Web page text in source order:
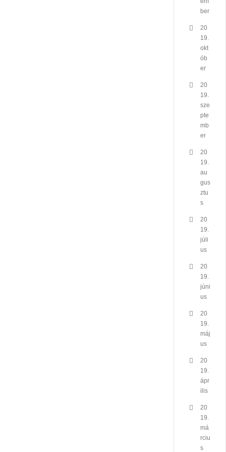
ber
20
19.
okt
ób
er
20
19.
sze
pte
mb
er
20
19.
au
gus
ztu
s
20
19.
júli
us
20
19.
júni
us
20
19.
máj
us
20
19.
ápr
ilis
20
19.
má
rciu
s